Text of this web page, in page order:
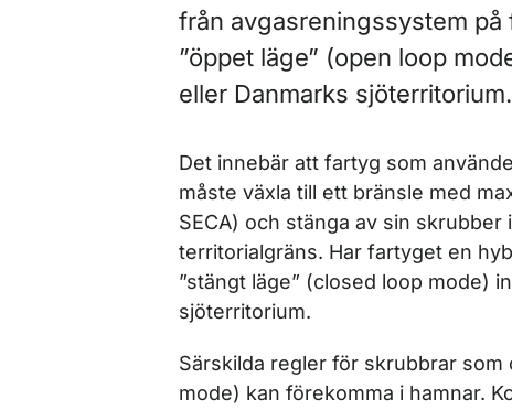
från avgasreningssystem på
”öppet läge” (open loop
eller Danmarks sjöterritorium.
Det innebär att fartyg som
måste växla till ett bränsle med
SECA) och stänga av sin
territorialgräns. Har fartyget en
”stängt läge” (closed loop mode)
sjöterritorium.
Särskilda regler för skrubbrar som
mode) kan förekomma i hamnar.